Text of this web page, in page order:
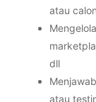
atau
dll
atau